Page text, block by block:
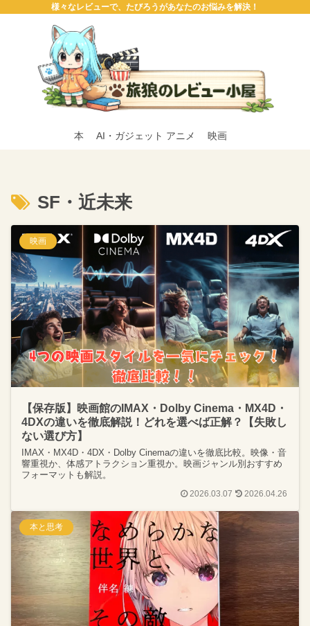
様々なレビューで、たびろうがあなたのお悩みを解決！
本 AI・ガジェット アニメ 映画
SF・近未来
映画
【保存版】映画館のIMAX・Dolby Cinema・MX4D・
4DXの違いを徹底解説！どれを選べば正解？【失敗し
ない選び方】
IMAX・MX4D・4DX・Dolby Cinemaの違いを徹底比較。映像・音
響重視か、体感アトラクション重視か。映画ジャンル別おすすめ
フォーマットも解説。
2026.03.07 2026.04.26
本と思考